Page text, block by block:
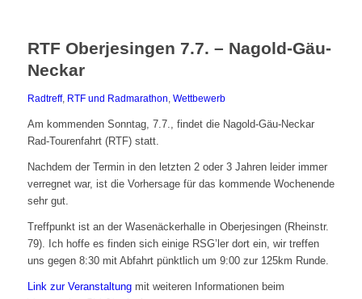
RTF Oberjesingen 7.7. – Nagold-Gäu-
Neckar
Radtreff, RTF und Radmarathon Wettbewerb
Am kommenden Sonntag, 7.7., findet die Nagold-Gäu-Neckar
Rad-Tourenfahrt (RTF) statt.
Nachdem der Termin in den letzten 2 oder 3 Jahren leider immer
verregnet war, ist die Vorhersage für das kommende Wochenende
sehr gut.
Treffpunkt ist an der Wasenäckerhalle in Oberjesingen (Rheinstr.
79). Ich hoffe es finden sich einige RSG’ler dort ein, wir treffen
uns gegen 8:30 mit Abfahrt pünktlich um 9:00 zur 125km Runde.
Link zur Veranstaltungmit weiteren Informationen beim